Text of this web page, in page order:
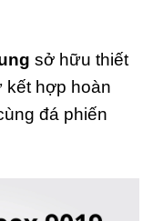
sở hữu thiết
kết hợp hoàn
đá phiến